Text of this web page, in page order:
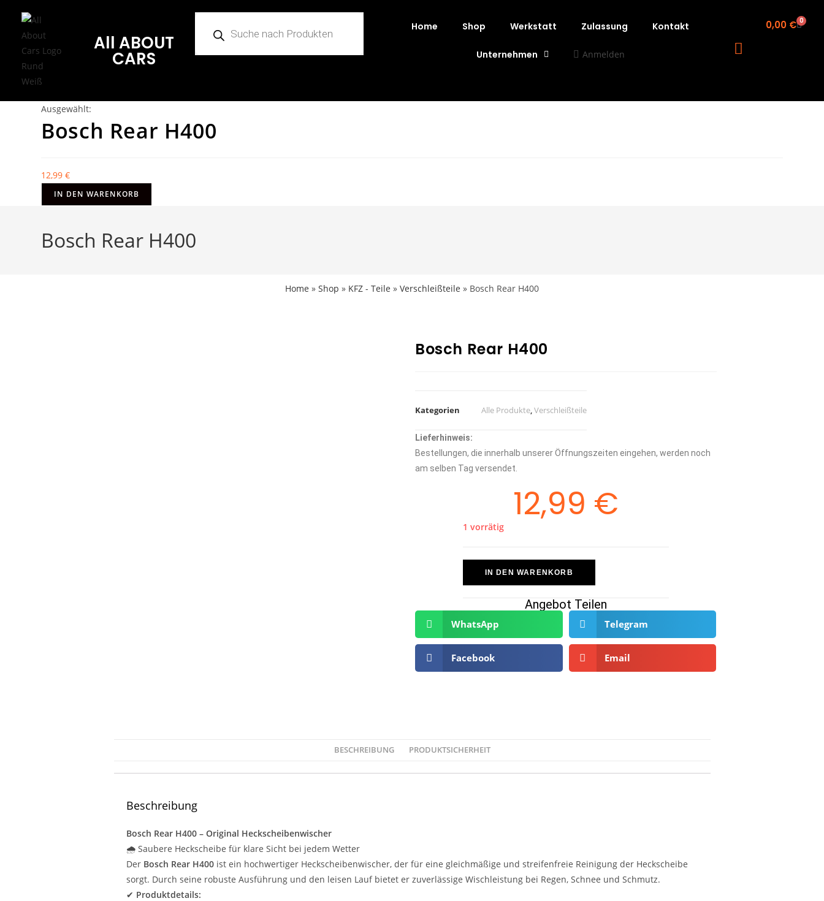
All ABOUT
CARS
Home Shop Werkstatt Zulassung Kontakt
Unternehmen Anmelden
0,00 € 0
Ausgewählt:
Bosch Rear H400
12,99€
IN DEN WARENKORB
Bosch Rear H400
Home » Shop » KFZ - Teile » Verschleißteile » Bosch Rear H400
Bosch Rear H400
Kategorien Alle Produkte,Verschleißteile
Lieferhinweis:
Bestellungen, die innerhalb unserer Öffnungszeiten eingehen, werden noch
am selben Tag versendet.
12,99 €
1 vorrätig
IN DEN WARENKORB
Angebot Teilen
WhatsApp Telegram
Facebook Email
BESCHREIBUNG PRODUKTSICHERHEIT
Beschreibung
Bosch Rear H400 – Original Heckscheibenwischer
🌧️ Saubere Heckscheibe für klare Sicht bei jedem Wetter
Der Bosch Rear H400ist ein hochwertiger Heckscheibenwischer, der für eine gleichmäßige und streifenfreie Reinigung der Heckscheibe
sorgt. Durch seine robuste Ausführung und den leisen Lauf bietet er zuverlässige Wischleistung bei Regen, Schnee und Schmutz.
✔ Produktdetails: